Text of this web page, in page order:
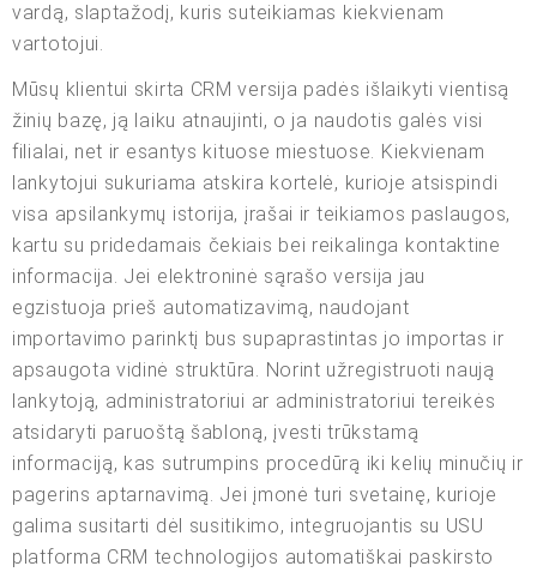
vardą, slaptažodį, kuris suteikiamas kiekvienam
vartotojui.
Mūsų klientui skirta CRM versija padės išlaikyti vientisą
žinių bazę, ją laiku atnaujinti, o ja naudotis galės visi
filialai, net ir esantys kituose miestuose. Kiekvienam
lankytojui sukuriama atskira kortelė, kurioje atsispindi
visa apsilankymų istorija, įrašai ir teikiamos paslaugos,
kartu su pridedamais čekiais bei reikalinga kontaktine
informacija. Jei elektroninė sąrašo versija jau
egzistuoja prieš automatizavimą, naudojant
importavimo parinktį bus supaprastintas jo importas ir
apsaugota vidinė struktūra. Norint užregistruoti naują
lankytoją, administratoriui ar administratoriui tereikės
atsidaryti paruoštą šabloną, įvesti trūkstamą
informaciją, kas sutrumpins procedūrą iki kelių minučių ir
pagerins aptarnavimą. Jei įmonė turi svetainę, kurioje
galima susitarti dėl susitikimo, integruojantis su USU
platforma CRM technologijos automatiškai paskirsto